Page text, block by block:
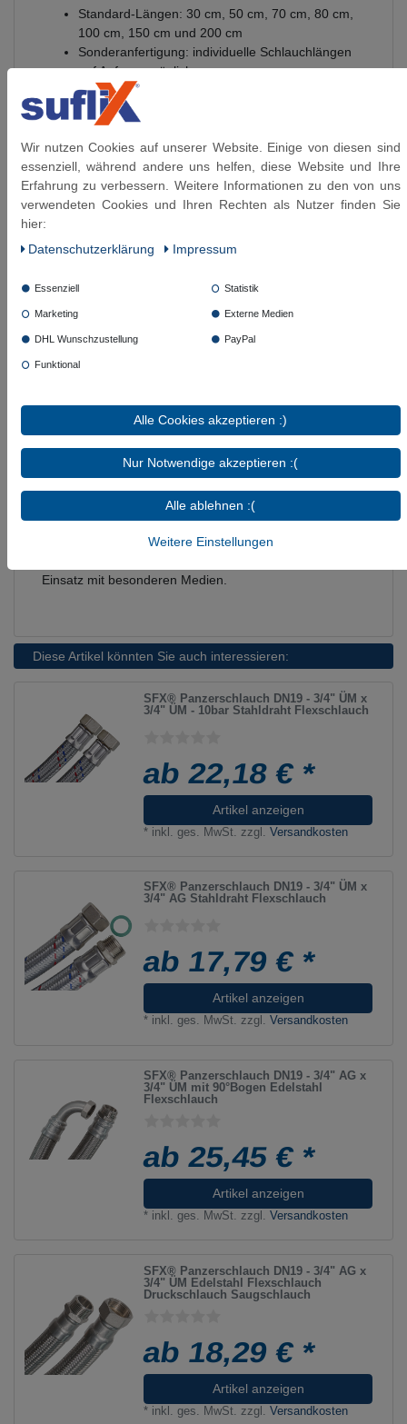
Standard-Längen: 30 cm, 50 cm, 70 cm, 80 cm,
100 cm, 150 cm und 200 cm
Sonderanfertigung: individuelle Schlauchlängen
auf Anfrage möglich
Innen-Ø: ca. 19 mm
Außen-Ø: ca. 26 mm
Mindest-Biegeradius: ca. 80 mm
Innenschlauch: EPDM, Ethylen-Propylen-Dien-
Kautschuk
Anschlüsse: vernickeltes Messing
Umflechtung: verzinkter Stahldraht
Betriebsdruck: bis 10 bar
Glykolanteil: bis 60 °C max. 100 %, bis 95 °C
Geeignet: Leitungswasser bei Raumtemperatur
Bedingt geeignet:
Einsatzbedingungen
Nicht geeignet:Heizöl L / EL, Kerosin,
Ottokraftstoff, Methanol, Ethanol, Hydrauliköl,
Motorenöl, Schutzgase
Herkunft: deutsche Produktion, Made in Germany
Hinweis: Die tatsächliche Beständigkeit ist abhängig von
Medium, Konzentration, Temperatur, Druck und
Einsatz mit besonderen Medien.
Diese Artikel könnten Sie auch interessieren:
SFX® Panzerschlauch DN19 - 3/4" ÜM x
3/4" ÜM - 10bar Stahldraht Flexschlauch
ab 22,18 € *
Artikel anzeigen
* inkl. ges. MwSt. zzgl.Versandkosten
SFX® Panzerschlauch DN19 - 3/4" ÜM x
3/4" AG Stahldraht Flexschlauch
ab 17,79 € *
Artikel anzeigen
* inkl. ges. MwSt. zzgl.Versandkosten
SFX® Panzerschlauch DN19 - 3/4" AG x
3/4" ÜM mit 90°Bogen Edelstahl
Flexschlauch
ab 25,45 € *
Artikel anzeigen
* inkl. ges. MwSt. zzgl.Versandkosten
SFX® Panzerschlauch DN19 - 3/4" AG x
3/4" ÜM Edelstahl Flexschlauch
Druckschlauch Saugschlauch
ab 18,29 € *
Artikel anzeigen
* inkl. ges. MwSt. zzgl.Versandkosten
Wir nutzen Cookies auf unserer Website. Einige von diesen sind
essenziell, während andere uns helfen, diese Website und Ihre
Erfahrung zu verbessern. Weitere Informationen zu den von uns
verwendeten Cookies und Ihren Rechten als Nutzer finden Sie
hier:
Daten­schutz­erklärung
Impressum
Essenziell Statistik
Marketing Externe Medien
DHL Wunschzustellung PayPal
Funktional
Alle Cookies akzeptieren :)
Nur Notwendige akzeptieren :(
Alle ablehnen :(
Weitere Einstellungen